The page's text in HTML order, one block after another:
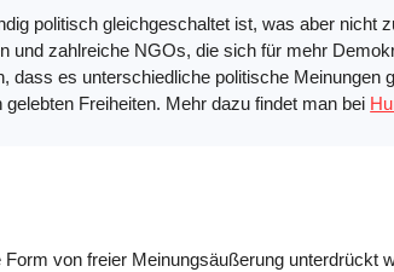
politisch gleichgeschaltet ist, was aber nicht
und zahlreiche NGOs, die sich für mehr
es unterschiedliche politische Meinungen
Freiheiten. Mehr dazu findet man bei
von freier Meinungsäußerung unterdrückt